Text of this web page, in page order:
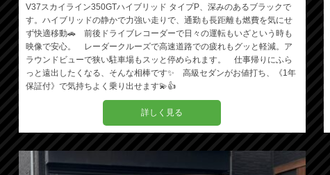
V37スカイライン350GTハイブリッド タイプP、深みのあるブラックで
す。ハイブリッドの静かで力強い走りで、通勤も長距離も燃費を気にせ
ず快適移動🚗 前後ドライブレコーダーで日々の運転もいざという時も
映像で安心。 レーダークルーズで高速道路での疲れもグッと軽減。ア
ラウンドビューで狭い駐車場もスッと停められます。 仕事帰りにふら
っと遠出したくなる、そんな相棒です✨ 高級セダンがお値打ち、《1年
保証付》で気持ちよく乗り出せます💫👍
詳しく見る